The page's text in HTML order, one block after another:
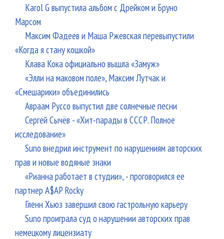
Karol G выпустила альбом с Дрейком и Бруно
Марсом
Максим Фадеев и Маша Ржевская перевыпустили
«Когда я стану кошкой»
Клава Кока официально вышла «Замуж»
«Элли на маковом поле», Максим Лутчак и
«Смешарики» объединились
Авраам Руссо выпустил две солнечные песни
Сергей Сычёв - «Хит-парады в СССР. Полное
исследование»
Suno внедрил инструмент по нарушениям авторских
прав и новые водяные знаки
«Рианна работает в студии», - проговорился ее
партнер A$AP Rocky
Гленн Хьюз завершил свою гастрольную карьеру
Suno проиграла суд о нарушении авторских прав
немецкому лицензиату